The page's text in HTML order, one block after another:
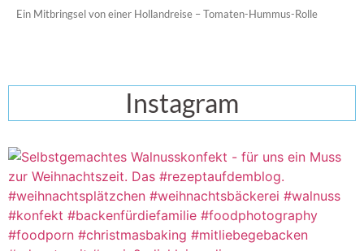
Ein Mitbringsel von einer Hollandreise – Tomaten-Hummus-Rolle
Instagram